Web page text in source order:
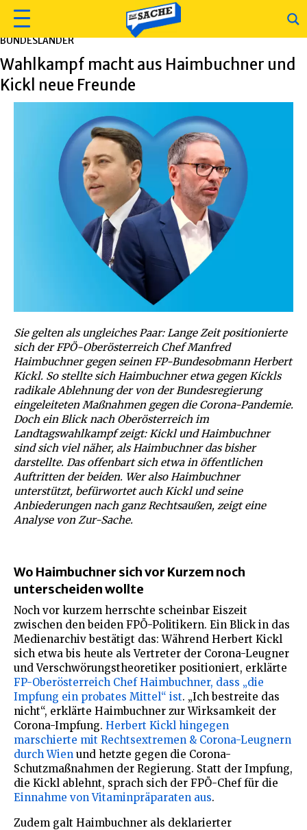
BUNDESLÄNDER
Wahlkampf macht aus Haimbuchner und
Kickl neue Freunde
Sie gelten als ungleiches Paar: Lange Zeit positionierte
sich der FPÖ-Oberösterreich Chef Manfred
Haimbuchner gegen seinen FP-Bundesobmann Herbert
Kickl. So stellte sich Haimbuchner etwa gegen Kickls
radikale Ablehnung der von der Bundesregierung
eingeleiteten Maßnahmen gegen die Corona-Pandemie.
Doch ein Blick nach Oberösterreich im
Landtagswahlkampf zeigt: Kickl und Haimbuchner
sind sich viel näher, als Haimbuchner das bisher
darstellte. Das offenbart sich etwa in öffentlichen
Auftritten der beiden. Wer also Haimbuchner
unterstützt, befürwortet auch Kickl und seine
Anbiederungen nach ganz Rechtsaußen, zeigt eine
Analyse von Zur-Sache.
Wo Haimbuchner sich vor Kurzem noch
unterscheiden wollte
Noch vor kurzem herrschte scheinbar Eiszeit
zwischen den beiden FPÖ-Politikern. Ein Blick in das
Medienarchiv bestätigt das: Während Herbert Kickl
sich etwa bis heute als Vertreter der Corona-Leugner
und Verschwörungstheoretiker positioniert, erklärte
FP-Oberösterreich Chef Haimbuchner, dass „die
Impfung ein probates Mittel“ ist. „Ich bestreite das
nicht“, erklärte Haimbuchner zur Wirksamkeit der
Corona-Impfung. Herbert Kickl hingegen
marschierte mit Rechtsextremen & Corona-Leugnern
durch Wien und hetzte gegen die Corona-
Schutzmaßnahmen der Regierung. Statt der Impfung,
die Kickl ablehnt, sprach sich der FPÖ-Chef für die
Einnahme von Vitaminpräparaten aus.
Zudem galt Haimbuchner als deklarierter